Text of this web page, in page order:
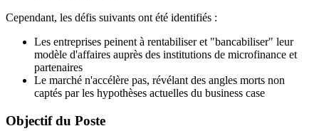
Cependant, les défis suivants ont été identifiés :
Les entreprises peinent à rentabiliser et "bancabiliser" leur
modèle d'affaires auprès des institutions de microfinance et
partenaires
Le marché n'accélère pas, révélant des angles morts non
captés par les hypothèses actuelles du business case
Objectif du Poste